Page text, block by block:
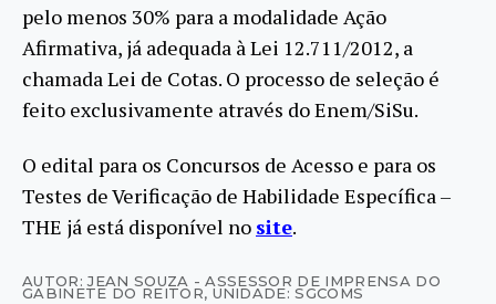
pelo menos 30% para a modalidade Ação
Afirmativa, já adequada à Lei 12.711/2012, a
chamada Lei de Cotas. O processo de seleção é
feito exclusivamente através do Enem/SiSu.
O edital para os Concursos de Acesso e para os
Testes de Verificação de Habilidade Específica –
THE já está disponível no site.
AUTOR: JEAN SOUZA - ASSESSOR DE IMPRENSA DO
GABINETE DO REITOR, UNIDADE: SGCOMS